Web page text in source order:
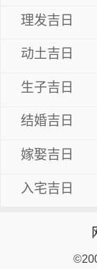
理发吉日
动土吉日
生子吉日
结婚吉日
嫁娶吉日
入宅吉日